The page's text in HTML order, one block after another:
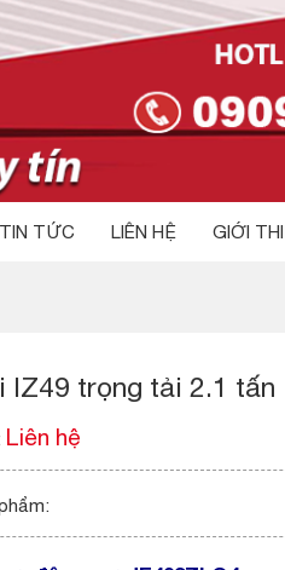
TIN TỨC LIÊN HỆ GIỚI
IZ49 trọng tải 2.1 tấn
Liên hệ